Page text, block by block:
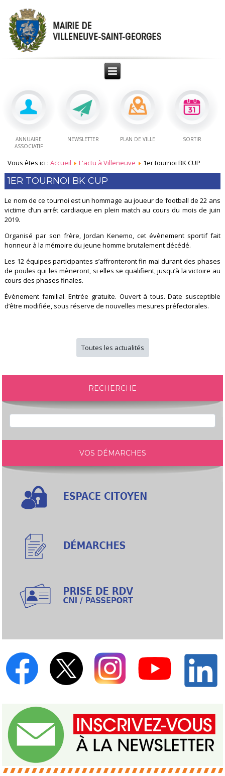
ANNUAIRE
ASSOCIATIF
NEWSLETTER PLAN DE VILLE SORTIR
Vous êtes ici :Accueil L'actu à Villeneuve 1er tournoi BK CUP
1ER TOURNOI BK CUP
Le nom de ce tournoi est un hommage au joueur de football de 22 ans
victime d’un arrêt cardiaque en plein match au cours du mois de juin
2019.
Organisé par son frère, Jordan Kenemo, cet évènement sportif fait
honneur à la mémoire du jeune homme brutalement décédé.
Les 12 équipes participantes s’affronteront fin mai durant des phases
de poules qui les mèneront, si elles se qualifient, jusqu’à la victoire au
cours des phases finales.
Évènement familial. Entrée gratuite. Ouvert à tous. Date susceptible
d’être modifiée, sous réserve de nouvelles mesures préfectorales.
Toutes les actualités
RECHERCHE
VOS DÉMARCHES